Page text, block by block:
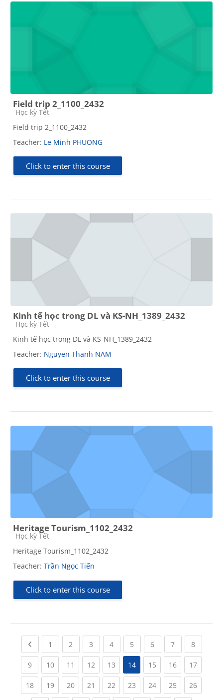
Field trip 2_1100_2432
Course category
Học kỳ Tết
Field trip 2_1100_2432
Teacher: Le Minh PHUONG
Click to enter this course
Kinh tế học trong DL và KS-NH_1389_2432
Course category
Học kỳ Tết
Kinh tế học trong DL và KS-NH_1389_2432
Teacher: Nguyen Thanh NAM
Click to enter this course
Heritage Tourism_1102_2432
Course category
Học kỳ Tết
Heritage Tourism_1102_2432
Teacher: Trần Ngọc Tiến
Click to enter this course
Previous page
1 (current)
2 (current)
3 (current)
4(current)
5 (current)
6(current)
7(current)
8(current)
9(current)
10(current)
11 (current)
12(current)
13(current)
14 15(current)
16(current)
17
18(current)
19(current)
20(current)
21 (current)
22(current)
23(current)
24(current)
25(current)
26